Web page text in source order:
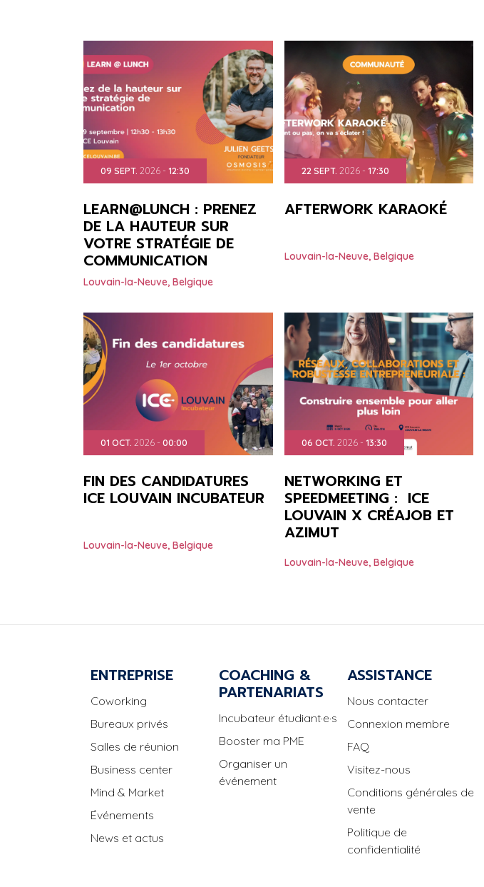
09 SEPT. 2026 - 12:30
LEARN@LUNCH : PRENEZ
DE LA HAUTEUR SUR
VOTRE STRATÉGIE DE
COMMUNICATION
Louvain-la-Neuve, Belgique
22 SEPT. 2026- 17:30
AFTERWORK KARAOKÉ
Louvain-la-Neuve, Belgique
01 OCT. 2026 - 00:00
FIN DES CANDIDATURES
ICE LOUVAIN INCUBATEUR
Louvain-la-Neuve, Belgique
06 OCT. 2026- 13:30
NETWORKING ET
SPEEDMEETING : ICE
LOUVAIN X CRÉAJOB ET
AZIMUT
Louvain-la-Neuve, Belgique
ENTREPRISE
Coworking
Bureaux privés
Salles de réunion
Business center
Mind & Market
Événements
News et actus
COACHING &
PARTENARIATS
Incubateur étudiant·e·s
Booster ma PME
Organiser un
événement
ASSISTANCE
Nous contacter
Connexion membre
FAQ
Visitez-nous
Conditions générales de
vente
Politique de
confidentialité